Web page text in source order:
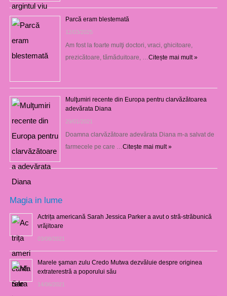
Parcă eram blestemată
12/03/2025
Am fost la foarte mulţi doctori, vraci, ghicitoare,
prezicătoare, tămăduitoare, …Citește mai mult »
Mulţumiri recente din Europa pentru clarvăzătoarea
adevărata Diana
29/01/2021
Doamna clarvăzătoare adevărata Diana m-a salvat de
farmecele pe care …Citește mai mult »
Magia in lume
Actrița americană Sarah Jessica Parker a avut o stră-străbunică
vrăjitoare
03/08/2021
Marele şaman zulu Credo Mutwa dezvăluie despre originea
extraterestră a poporului său
14/06/2021